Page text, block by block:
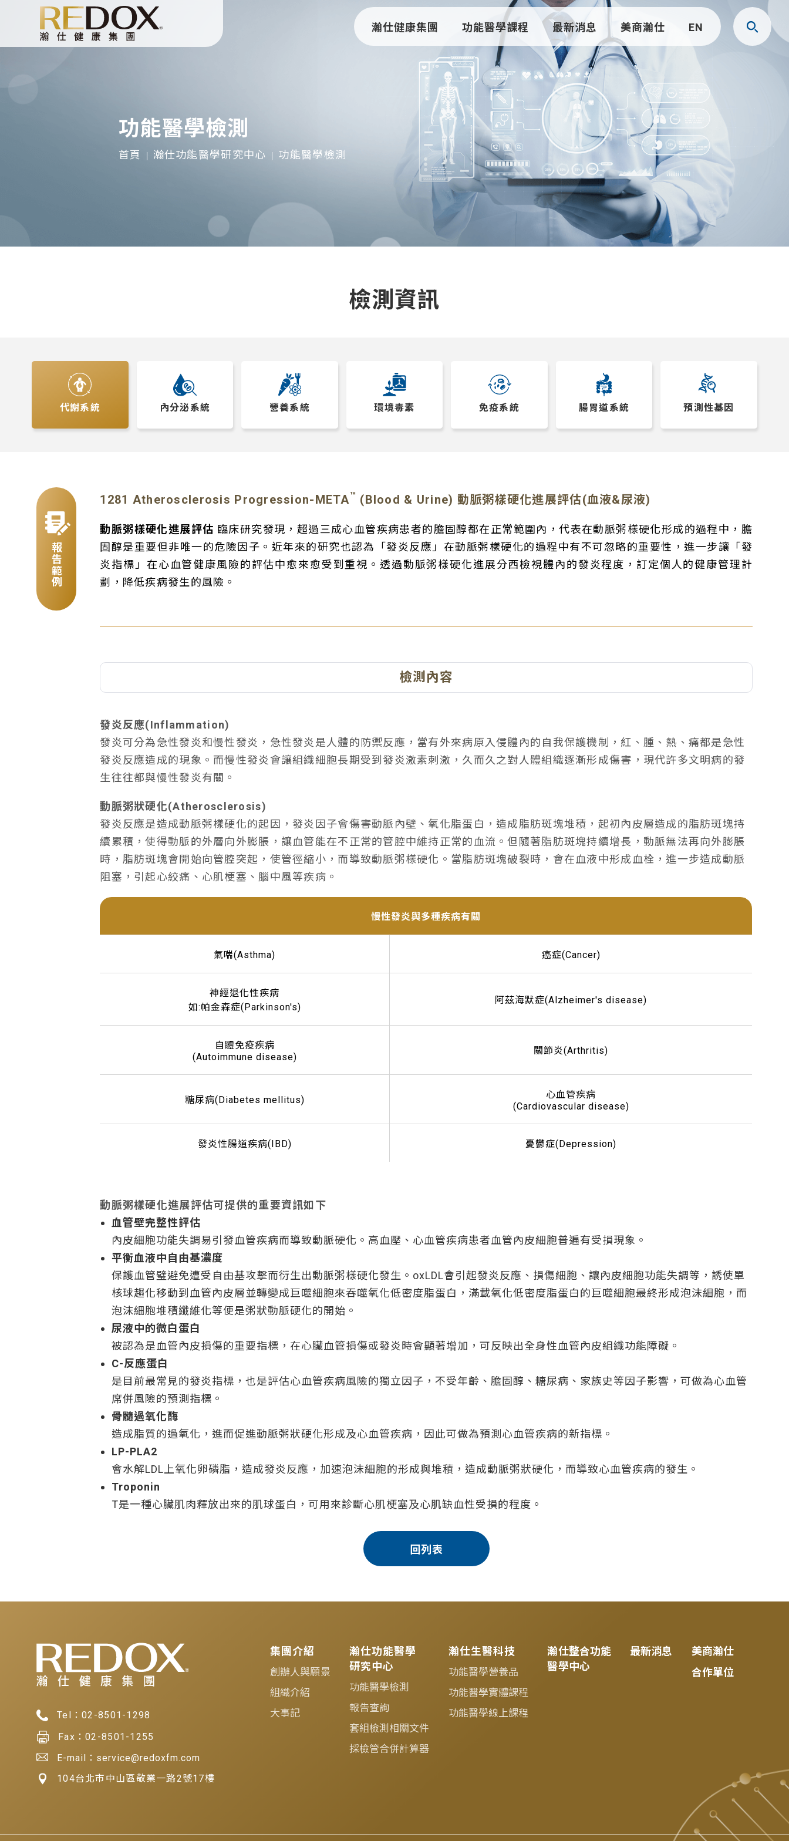
瀚仕健康集團 功能醫學課程 最新消息 美商瀚仕 EN
功能醫學檢測
首頁 瀚仕功能醫學研究中心 功能醫學檢測
檢測資訊
代謝系統 內分泌系統 營養系統 環境毒素 免疫系統 腸胃道系統 預測性基因
報告範例
1281 Atherosclerosis Progression-META™ (Blood & Urine) 動脈粥樣硬化進展評估(血液&尿液)
動脈粥樣硬化進展評估 臨床研究發現，超過三成心血管疾病患者的膽固醇都在正常範圍內，代表在動脈粥樣硬化形成的過程中，膽
固醇是重要但非唯一的危險因子。近年來的研究也認為「發炎反應」在動脈粥樣硬化的過程中有不可忽略的重要性，進一步讓「發
炎指標」在心血管健康風險的評估中愈來愈受到重視。透過動脈粥樣硬化進展分西檢視體內的發炎程度，訂定個人的健康管理計
劃，降低疾病發生的風險。
檢測內容
發炎反應(Inflammation)
發炎可分為急性發炎和慢性發炎，急性發炎是人體的防禦反應，當有外來病原入侵體內的自我保護機制，紅、腫、熱、痛都是急性
發炎反應造成的現象。而慢性發炎會讓組織細胞長期受到發炎激素刺激，久而久之對人體組織逐漸形成傷害，現代許多文明病的發
生往往都與慢性發炎有關。
動脈粥狀硬化(Atherosclerosis)
發炎反應是造成動脈粥樣硬化的起因，發炎因子會傷害動脈內壁、氧化脂蛋白，造成脂肪斑塊堆積，起初內皮層造成的脂肪斑塊持
續累積，使得動脈的外層向外膨脹，讓血管能在不正常的管腔中維持正常的血流。但隨著脂肪斑塊持續增長，動脈無法再向外膨脹
時，脂肪斑塊會開始向管腔突起，使管徑縮小，而導致動脈粥樣硬化。當脂肪斑塊破裂時，會在血液中形成血栓，進一步造成動脈
阻塞，引起心絞痛、心肌梗塞、腦中風等疾病。
慢性發炎與多種疾病有關
氣喘(Asthma) 癌症(Cancer)
神經退化性疾病
如:帕金森症(Parkinson′s)
阿茲海默症(Alzheimer′s disease)
自體免疫疾病
(Autoimmune disease)
關節炎(Arthritis)
糖尿病(Diabetes mellitus)
心血管疾病
(Cardiovascular disease)
發炎性腸道疾病(IBD) 憂鬱症(Depression)
動脈粥樣硬化進展評估可提供的重要資訊如下
血管壁完整性評估
內皮細胞功能失調易引發血管疾病而導致動脈硬化。高血壓、心血管疾病患者血管內皮細胞普遍有受損現象。
平衡血液中自由基濃度
保護血管璧避免遭受自由基攻擊而衍生出動脈粥樣硬化發生。oxLDL會引起發炎反應、損傷細胞、讓內皮細胞功能失調等，誘使單
核球趨化移動到血管內皮層並轉變成巨噬細胞來吞噬氧化低密度脂蛋白，滿載氧化低密度脂蛋白的巨噬細胞最終形成泡沫細胞，而
泡沫細胞堆積纖維化等便是粥狀動脈硬化的開始。
尿液中的微白蛋白
被認為是血管內皮損傷的重要指標，在心臟血管損傷或發炎時會顯著增加，可反映出全身性血管內皮組織功能障礙。
C-反應蛋白
是目前最常見的發炎指標，也是評估心血管疾病風險的獨立因子，不受年齡、膽固醇、糖尿病、家族史等因子影響，可做為心血管
席併風險的預測指標。
骨髓過氧化酶
造成脂質的過氧化，進而促進動脈粥狀硬化形成及心血管疾病，因此可做為預測心血管疾病的新指標。
LP-PLA2
會水解LDL上氧化卵磷脂，造成發炎反應，加速泡沫細胞的形成與堆積，造成動脈粥狀硬化，而導致心血管疾病的發生。
Troponin
T是一種心臟肌肉釋放出來的肌球蛋白，可用來診斷心肌梗塞及心肌缺血性受損的程度。
回列表
Tel：02-8501-1298
Fax：02-8501-1255
E-mail：service@redoxfm.com
104台北市中山區敬業一路2號17樓
集團介紹
創辦人與願景
組織介紹
大事記
瀚仕功能醫學
研究中心
功能醫學檢測
報告查詢
套組檢測相關文件
採檢管合併計算器
瀚仕生醫科技
功能醫學營養品
功能醫學實體課程
功能醫學線上課程
瀚仕整合功能
醫學中心
最新消息
美商瀚仕
合作單位